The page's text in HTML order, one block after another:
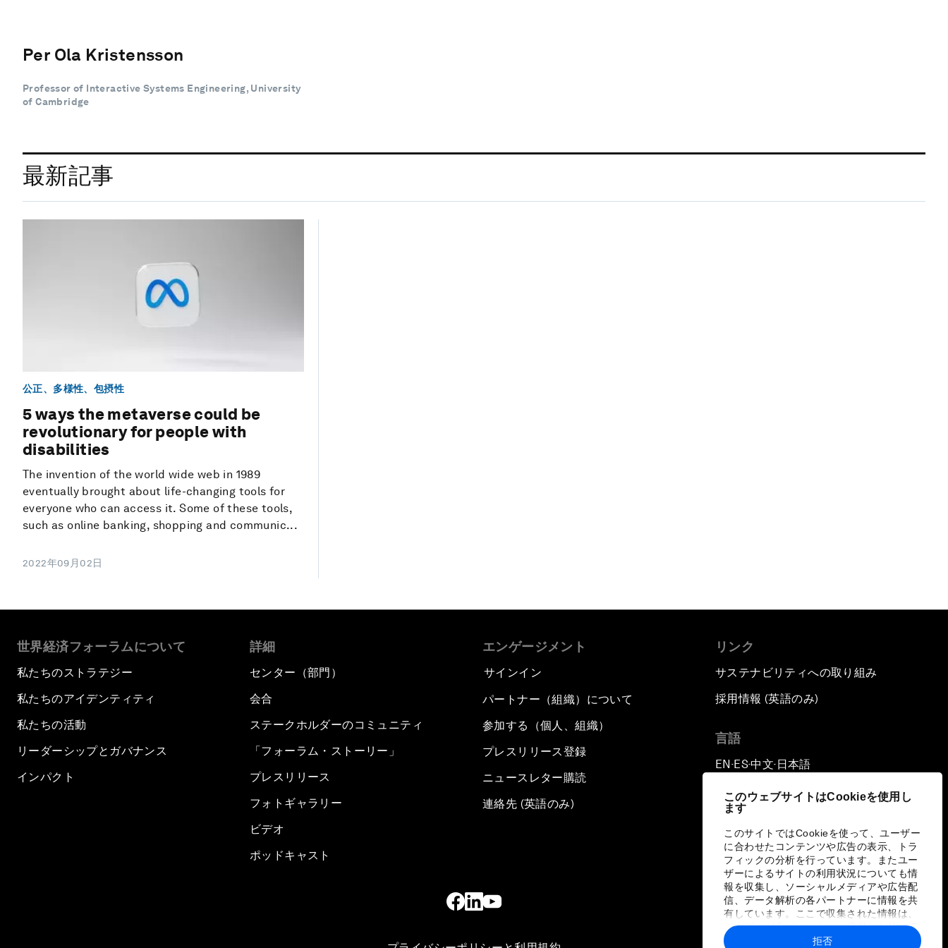
このウェブサイトはCookieを使用し
ます
このサイトではCookieを使って、ユーザー
に合わせたコンテンツや広告の表示、トラ
フィックの分析を行っています。またユー
ザーによるサイトの利用状況についても情
報を収集し、ソーシャルメディアや広告配
信、データ解析の各パートナーに情報を共
有しています。ここで収集された情報は、
ユーザーが各パートナーに提供した他の情
報や各パートナーのサービスを使用した際
拒否
Per Ola Kristensson
Professor of Interactive Systems Engineering, University
of Cambridge
最新記事
公正、多様性、包摂性
5 ways the metaverse could be
revolutionary for people with
disabilities
The invention of the world wide web in 1989
eventually brought about life-changing tools for
everyone who can access it. Some of these tools,
such as online banking, shopping and communic...
2022年09月02日
世界経済フォーラムについて
私たちのストラテジー
私たちのアイデンティティ
私たちの活動
リーダーシップとガバナンス
インパクト
詳細
センター（部門）
会合
ステークホルダーのコミュニティ
「フォーラム・ストーリー」
プレスリリース
フォトギャラリー
ビデオ
ポッドキャスト
エンゲージメント
サインイン
パートナー（組織）について
参加する（個人、組織）
プレスリリース登録
ニュースレター購読
連絡先 (英語のみ)
リンク
サステナビリティへの取り組み
採用情報 (英語のみ)
言語
EN ▪ ES▪中文▪ 日本語